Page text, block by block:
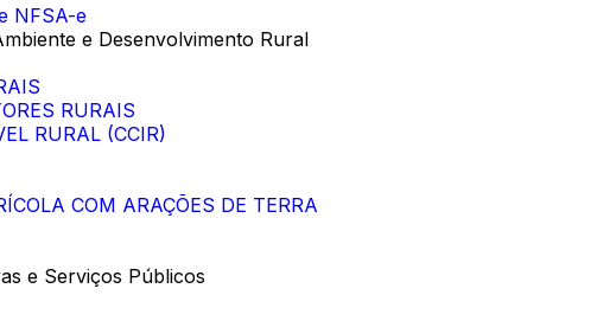
NFSA-e
e Desenvolvimento Rural
RURAIS
RURAL (CCIR)
COM ARAÇÕES DE TERRA
e Serviços Públicos